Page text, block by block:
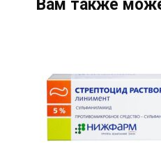
Вам также